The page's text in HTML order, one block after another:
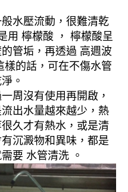
水壓流動，很難清乾
用 檸檬酸 ， 檸檬酸呈
管垢，再透過 高週波
的話，可在不傷水管
。
周沒有使用再開啟，
出水量越來越少，熱
久才有熱水，或是清
沉澱物和異味，都是
要 水管清洗 。